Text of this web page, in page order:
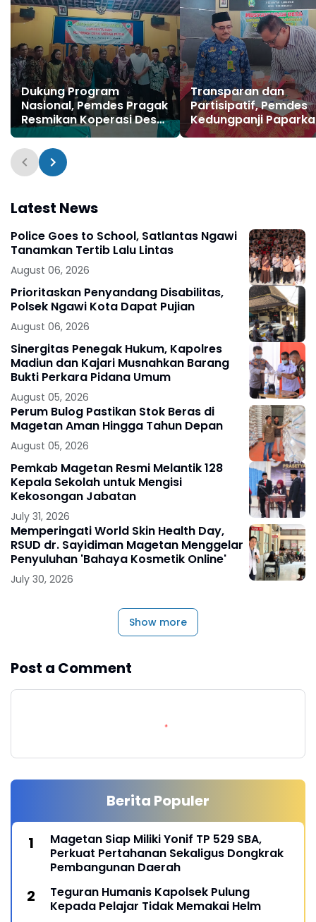
Dukung Program
Nasional, Pemdes Pragak
Resmikan Koperasi Desa
Merah Putih
Transparan dan
Partisipatif, Pemdes
Kedungpanji
Realisasi APBDesa
Latest News
Police Goes to School, Satlantas Ngawi
Tanamkan Tertib Lalu Lintas
August 06, 2026
Prioritaskan Penyandang Disabilitas,
Polsek Ngawi Kota Dapat Pujian
August 06, 2026
Sinergitas Penegak Hukum, Kapolres
Madiun dan Kajari Musnahkan Barang
Bukti Perkara Pidana Umum
August 05, 2026
Perum Bulog Pastikan Stok Beras di
Magetan Aman Hingga Tahun Depan
August 05, 2026
Pemkab Magetan Resmi Melantik 128
Kepala Sekolah untuk Mengisi
Kekosongan Jabatan
July 31, 2026
Memperingati World Skin Health Day,
RSUD dr. Sayidiman Magetan Menggelar
Penyuluhan 'Bahaya Kosmetik Online'
July 30, 2026
Show more
Post a Comment
Berita Populer
Magetan Siap Miliki Yonif TP 529 SBA,
Perkuat Pertahanan Sekaligus Dongkrak
Pembangunan Daerah
Teguran Humanis Kapolsek Pulung
Kepada Pelajar Tidak Memakai Helm